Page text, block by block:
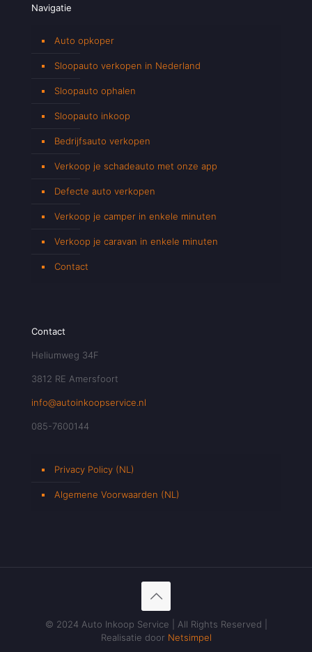
Navigatie
Auto opkoper
Sloopauto verkopen in Nederland
Sloopauto ophalen
Sloopauto inkoop
Bedrijfsauto verkopen
Verkoop je schadeauto met onze app
Defecte auto verkopen
Verkoop je camper in enkele minuten
Verkoop je caravan in enkele minuten
Contact
Contact
Heliumweg 34F
3812 RE Amersfoort
info@autoinkoopservice.nl
085-7600144
Privacy Policy (NL)
Algemene Voorwaarden (NL)
© 2024 Auto Inkoop Service | All Rights Reserved |
Realisatie door Netsimpel